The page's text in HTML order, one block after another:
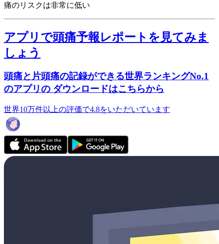
痛のリスクは非常に低い
アプリで頭痛予報レポートを見てみま
しょう
頭痛と片頭痛の記録ができる世界ランキングNo.1
のアプリの ダウンロードはこちらから
世界10万件以上の評価で4.8をいただいています